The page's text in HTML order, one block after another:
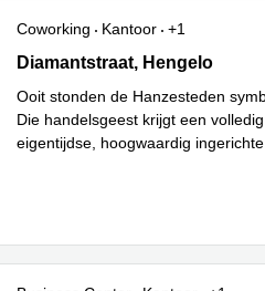
Coworking Kantoor
+1
Diamantstraat 3, Hengelo
Diamantstraat, Hengelo
Ooit stonden de Hanzesteden
Die handelsgeest krijgt een
eigentijdse, hoogwaardig